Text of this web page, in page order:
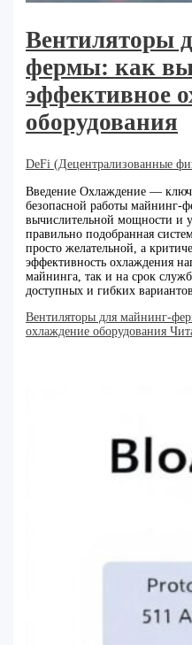
Вентиляторы
фермы: как
эффективное
оборудования
DeFi (Децентрализованные
Введение Охлаждение —
безопасной работы майнинг-
вычислительной мощности и
правильно подобранная
просто желательной, а
эффективность охлаждения
майнинга, так и на срок
доступных и гибких
Вентиляторы для майнинг-
охлаждение оборудования